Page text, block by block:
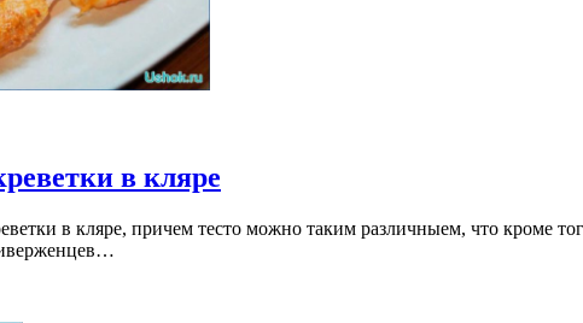
в кляре
в кляре, причем тесто можно таким различныем, что кроме